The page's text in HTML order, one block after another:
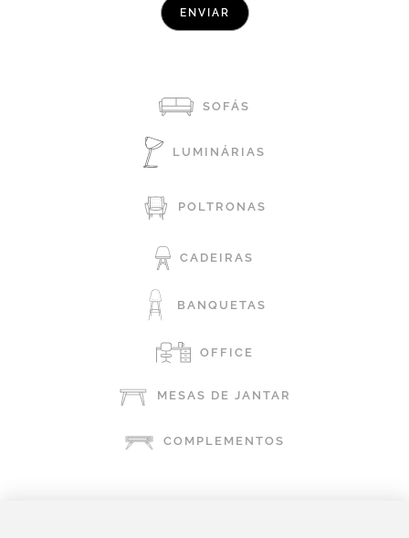
SOFÁS
LUMINÁRIAS
POLTRONAS
CADEIRAS
BANQUETAS
OFFICE
MESAS DE JANTAR
COMPLEMENTOS